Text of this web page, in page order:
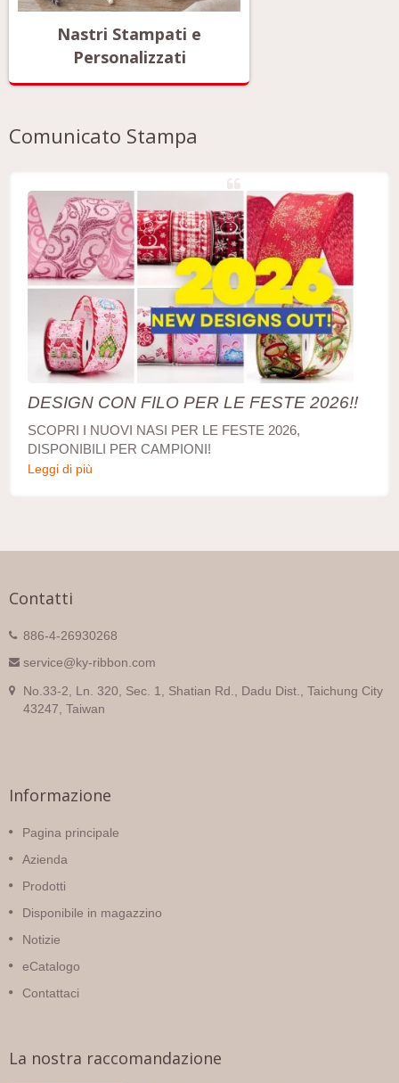
Nastri Stampati e
Personalizzati
Comunicato Stampa
DESIGN CON FILO PER LE FESTE 2026!!
SCOPRI I NUOVI NASI PER LE FESTE 2026,
DISPONIBILI PER CAMPIONI!
Leggi di più
Contatti
886-4-26930268
service@ky-ribbon.com
No.33-2, Ln. 320, Sec. 1, Shatian Rd., Dadu Dist., Taichung City
43247, Taiwan
Informazione
Pagina principale
Azienda
Prodotti
Disponibile in magazzino
Notizie
eCatalogo
Contattaci
La nostra raccomandazione